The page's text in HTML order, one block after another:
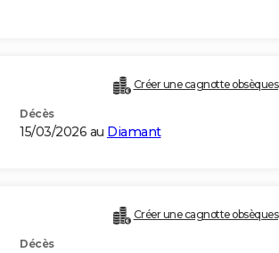
Créer une cagnotte obsèques
Décès
15/03/2026 au Diamant
Créer une cagnotte obsèques
Décès